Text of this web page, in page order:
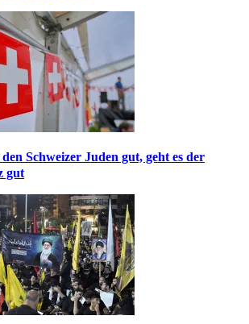
den Schweizer Juden gut, geht es der
gut